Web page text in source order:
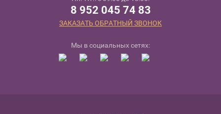
8 952 045 74 83
ЗАКАЗАТЬ ОБРАТНЫЙ ЗВОНОК
Мы в социальных сетях: